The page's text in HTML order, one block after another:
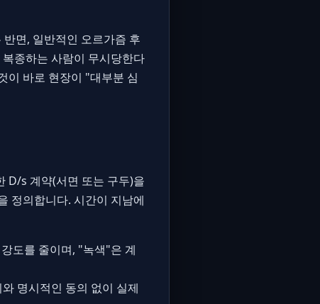
면, 일반적인 오르가즘 후
종하는 사람이 무시당한다
이 바로 현장이 "대부분 심
D/s 계약(서면 또는 구두)을
정의합니다. 시간이 지남에
도를 줄이며, "녹색"은 계
명시적인 동의 없이 실제